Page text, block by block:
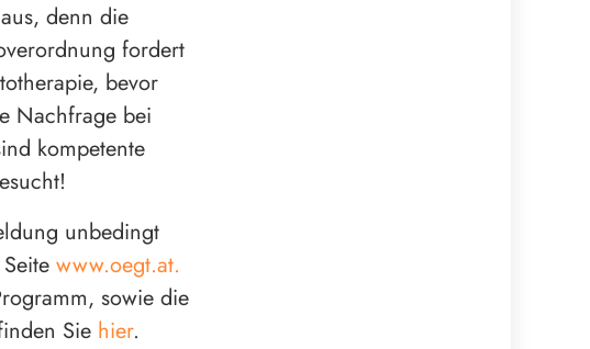
denn die
fordert
bevor
Nachfrage bei
kompetente
unbedingt
www.oegt.at.
sowie die
Sie hier.